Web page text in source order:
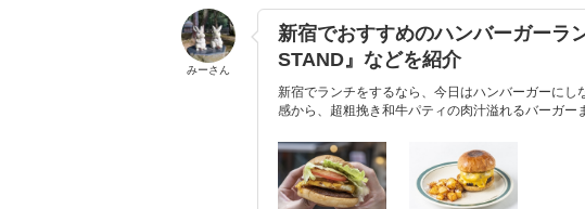
みーさん
新宿でおすすめのハンバーガーラ
STAND』などを紹介
新宿でランチをするなら、今日はハンバーガーに
感から、超粗挽き和牛パティの肉汁溢れるバーガー